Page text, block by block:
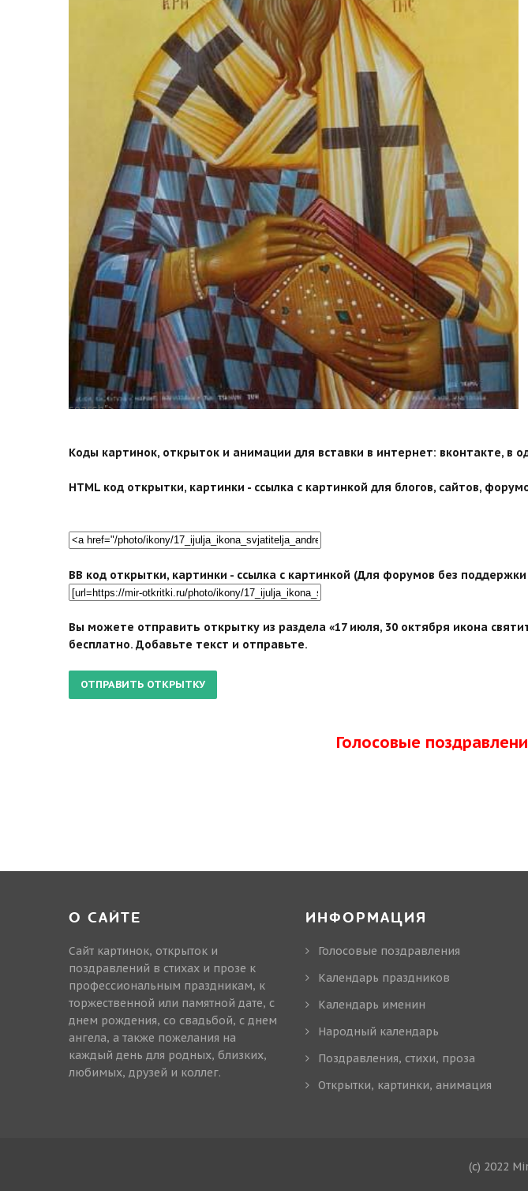
search">
Коды картинок, открыток и анимации для вставки в интернет: вконтакте, в
HTML код открытки, картинки - ссылка с картинкой для блогов, сайтов,
BB код открытки, картинки - ссылка с картинкой (Для форумов без поддержки
Вы можете отправить открытку из раздела «17 июля, 30 октября икона
бесплатно. Добавьте текст и отправьте.
Голосовые
О САЙТЕ
Сайт картинок, открыток и
поздравлений в стихах и прозе к
профессиональным праздникам, к
торжественной или памятной дате, с
днем рождения, со свадьбой, с днем
ангела, а также пожелания на
каждый день для родных, близких,
любимых, друзей и коллег.
ИНФОРМАЦИЯ
Голосовые поздравления
Календарь праздников
Календарь именин
Народный календарь
Поздравления, стихи, проза
Открытки, картинки, анимация
(c) 2022